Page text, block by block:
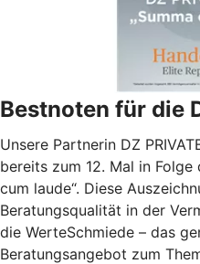
Bestnoten für die
Unsere Partnerin DZ
bereits zum 12. Mal in
cum laude“. Diese
Beratungsqualität in der
die WerteSchmiede – das
Beratungsangebot zum